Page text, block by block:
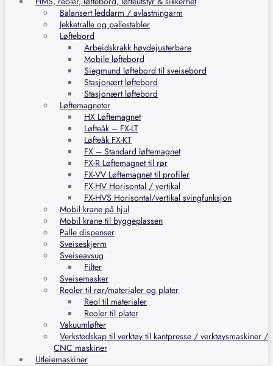
Balansert leddarm / avlastningarm
Jekketralle og pallestabler
Løftebord
Arbeidskrakk høydejusterbare
Mobile løftebord
Siegmund løftebord til sveisebord
Stasjonært løftebord
Stasjonært løftebord
Løftemagneter
HX Løftemagnet
Løfteåk – FX-LT
Løfteåk FX-KT
FX – Standard løftemagnet
FX-R Løftemagnet til rør
FX-VV Løftemagnet til profiler
FX-HV Horisontal / vertikal
FX-HVS Horisontal/vertikal svingfunksjon
Mobil krane på hjul
Mobil krane til byggeplassen
Palle dispenser
Sveiseskjerm
Sveiseavsug
Filter
Sveisemasker
Reoler til rør/materialer og plater
Reol til materialer
Reoler til plater
Vakuumløfter
Verkstedskap til verktøy til kantpresse / verktøysmaskiner /
CNC maskiner
Utleiemaskiner